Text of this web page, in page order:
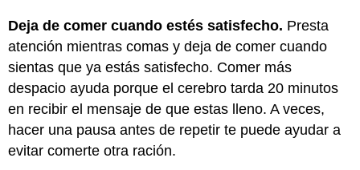
Deja de comer cuando estés satisfecho. Presta
atención mientras comas y deja de comer cuando
sientas que ya estás satisfecho. Comer más
despacio ayuda porque el cerebro tarda 20 minutos
en recibir el mensaje de que estas lleno. A veces,
hacer una pausa antes de repetir te puede ayudar a
evitar comerte otra ración.